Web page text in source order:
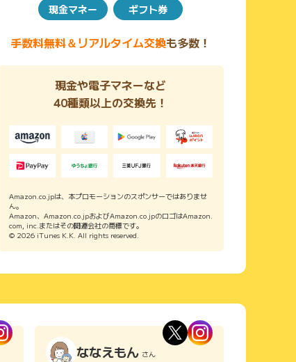
現金マネー
ギフト券
手数料無料＆リアルタイム交換も多数！
現金や電子マネーなど
40種類以上の交換先！
Amazon.co.jpは、本プロモーションのスポンサーではありませ
ん。
Amazon、Amazon.co.jpおよびAmazon.co.jpのロゴはAmazon.
com, inc.またはその関連会社の商標です。
© 2026 iTunes K.K. All rights reserved.
ななえもん さん